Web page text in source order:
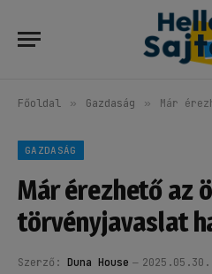
Főoldal » Gazdaság » Már
GAZDASÁG
Már érezhető az
törvényjavaslat
Szerző: Duna House 2025.05.30.